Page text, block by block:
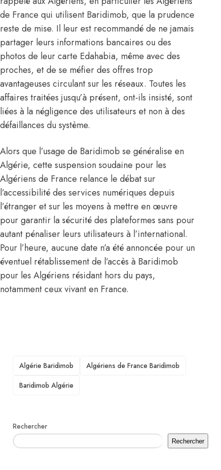
de France qui utilisent Baridimob, que la prudence
reste de mise. Il leur est recommandé de ne jamais
partager leurs informations bancaires ou des
photos de leur carte Edahabia, même avec des
proches, et de se méfier des offres trop
avantageuses circulant sur les réseaux. Toutes les
affaires traitées jusqu’à présent, ont-ils insisté, sont
liées à la négligence des utilisateurs et non à des
défaillances du système.
Alors que l’usage de Baridimob se généralise en
Algérie, cette suspension soudaine pour les
Algériens de France relance le débat sur
l’accessibilité des services numériques depuis
l’étranger et sur les moyens à mettre en œuvre
pour garantir la sécurité des plateformes sans pour
autant pénaliser leurs utilisateurs à l’international.
Pour l’heure, aucune date n’a été annoncée pour un
éventuel rétablissement de l’accès à Baridimob
pour les Algériens résidant hors du pays,
notamment ceux vivant en France.
TAGS
Algérie Baridimob
Algériens de France Baridimob
Baridimob Algérie
Rechercher
Rechercher